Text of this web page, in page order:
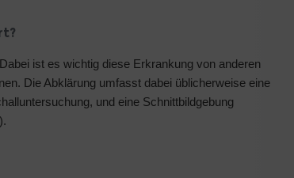
ist es wichtig diese Erkrankung von anderen
Die Abklärung umfasst dabei üblicherweise eine
und eine Schnittbildgebung